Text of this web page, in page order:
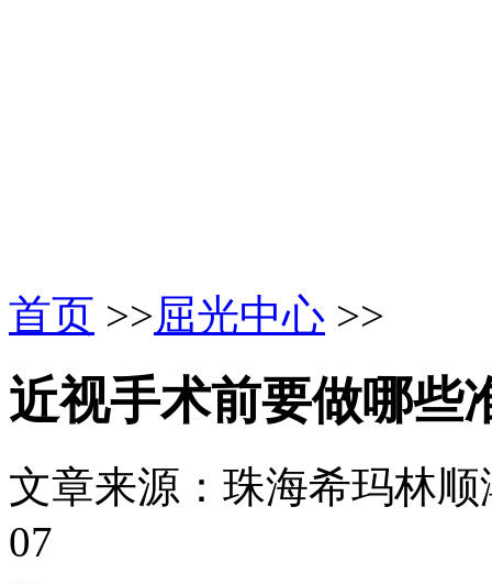
首页 >>屈光中心 >>
近视手术前要做哪些
文章来源：珠海希玛林
07